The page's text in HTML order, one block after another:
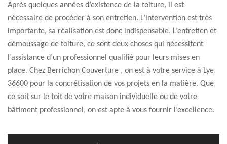
Après quelques années d’existence de la toiture, il est
nécessaire de procéder à son entretien. L’intervention est très
importante, sa réalisation est donc indispensable. L’entretien et
démoussage de toiture, ce sont deux choses qui nécessitent
l’assistance d’un professionnel qualifié pour leurs mises en
place. Chez Berrichon Couverture , on est à votre service à Lye
36600 pour la concrétisation de vos projets en la matière. Que
ce soit sur le toit de votre maison individuelle ou de votre
bâtiment professionnel, on est apte à vous fournir l’excellence.